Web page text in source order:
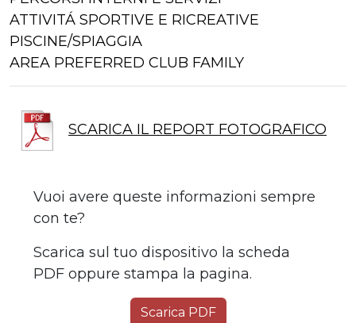
ATTIVITÁ SPORTIVE E RICREATIVE
PISCINE/SPIAGGIA
AREA PREFERRED CLUB FAMILY
SCARICA IL REPORT FOTOGRAFICO
Vuoi avere queste informazioni sempre
con te?
Scarica sul tuo dispositivo la scheda
PDF oppure stampa la pagina.
Scarica PDF